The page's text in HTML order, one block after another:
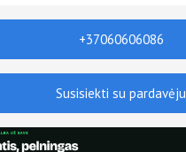
+37060606086
Susisiekti su pardavėju